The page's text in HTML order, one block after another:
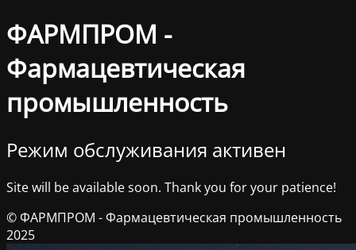
ФАРМПРОМ -
Фармацевтическая
промышленность
Режим обслуживания активен
Site will be available soon. Thank you for your patience!
© ФАРМПРОМ - Фармацевтическая промышленность
2025